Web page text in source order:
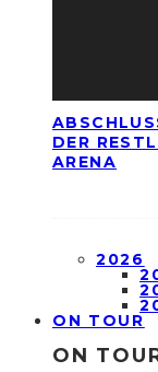
DER
ARENA
2026
ON TOUR
ON